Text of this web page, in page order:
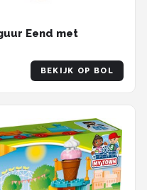
Eend met
BEKIJK OP BOL